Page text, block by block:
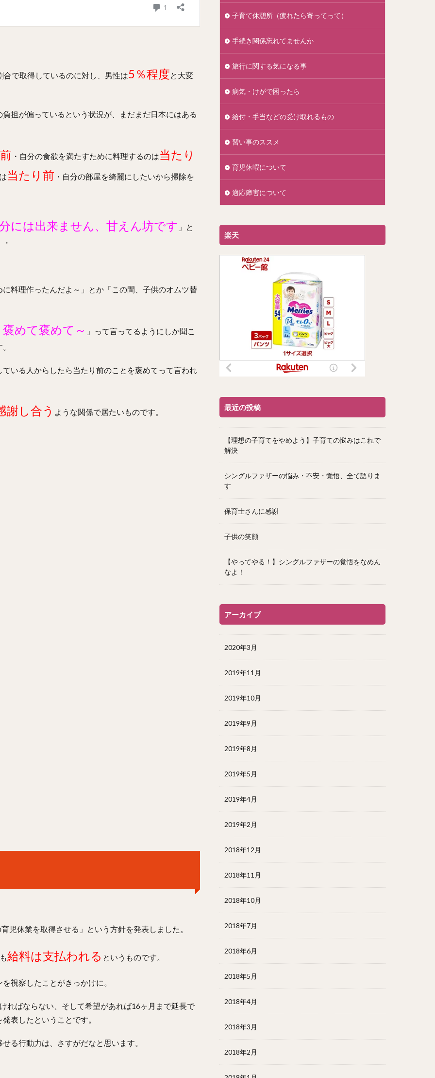
で取得しているのに対し、男性は5％程度 と大変
担が偏っているという状況が、まだまだ日本にはある
・自分の食欲を満たすために料理するのは当たり
当たり前 ・自分の部屋を綺麗にしたいから掃除を
には出来ません、甘えん坊です 」と
料理作ったんだよ～」とか「この間、子供のオムツ替
めて褒めて～ 」って言ってるようにしか聞こ
いる人からしたら当たり前のことを褒めてって言われ
謝し合う ような関係で居たいものです。
児休業を取得させる」という方針を発表しました。
給料は支払われる というものです。
視察したことがきっかけに。
ればならない、そして希望があれば16ヶ月まで延長で
表したということです。
る行動力は、さすがだなと思います。
子育て休憩所（疲れたら寄ってって）
手続き関係忘れてませんか
旅行に関する気になる事
病気・けがで困ったら
給付・手当などの受け取れるもの
習い事のススメ
育児休暇について
適応障害について
楽天
最近の投稿
【理想の子育てをやめよう】子育ての悩みはこれで
解決
シングルファザーの悩み・不安・覚悟、全て語りま
す
保育士さんに感謝
子供の笑顔
【やってやる！】シングルファザーの覚悟をなめん
なよ！
アーカイブ
2020年3月
2019年11月
2019年10月
2019年9月
2019年8月
2019年5月
2019年4月
2019年2月
2018年12月
2018年11月
2018年10月
2018年7月
2018年6月
2018年5月
2018年4月
2018年3月
2018年2月